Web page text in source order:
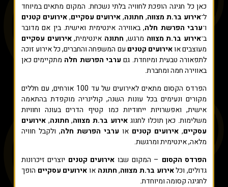
כאן כל חגיגה הופכת לחוויה בלתי נשכחת. המקום מתאים במיוחד
ל־אירוע בר.ת מצווה, חתונה,אירועים עסקיים,אירועים קטנים
ו־ערבי הפרשת חלה, באווירה אינטימית ואישית. בין אם מדובר
ב־אירוע בר.ת מצווה מרגש, חתונה אינטימית,אירועים עסקיים
מעוצבים אואירועים קטנים עם המשפחה והחברים, כל אירוע זוכה
לתפאורה טבעית ומיוחדת. גם ערבי הפרשת חלה מתקיימים כאן
באווירה חמה ומחברת.
הפרדס הקסום מתאים לאירועים של עד 100 אורחים, עם חללים
מקורים ונעימים בכל עונות השנה, קולינריה מוקפדת בהתאמה
אישית, ואפשרויות ייחודיות כמו קטיף הדרים בעונה וחוויות
משלימות. כאן תוכלו לחגוג אירוע בר.ת מצווה, חתונה,אירועים
עסקיים, אירועים קטנים או ערבי הפרשת חלה, ולקבל חוויה
מלאה, אינטימית ומרגשת.
הפרדס הקסום – המקום שבו אירועים קטנים יוצרים זיכרונות
גדולים, וכלאירוע בר.ת מצווה,חתונה אואירועים עסקיים הופך
לחגיגה קסומה ומיוחדת.